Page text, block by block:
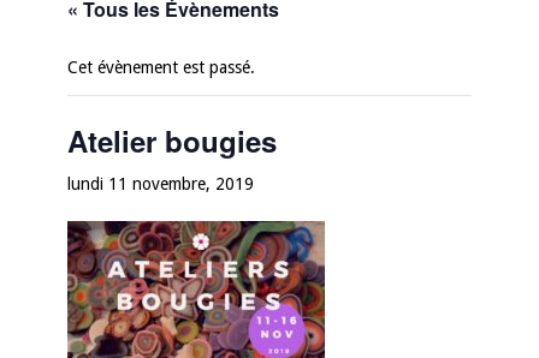
« Tous les Évènements
Cet évènement est passé.
Atelier bougies
lundi 11 novembre, 2019